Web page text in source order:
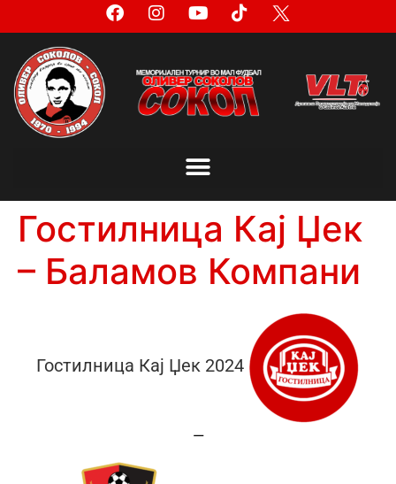
Гостилница Кај Џек
– Баламов Компани
Гостилница Кај Џек 2024
—